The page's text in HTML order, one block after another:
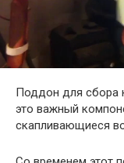
Поддон для сбора
это важный
скапливающиеся